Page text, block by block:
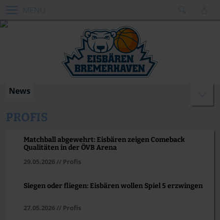
News
PROFIS
Matchball abgewehrt: Eisbären zeigen Comeback
Qualitäten in der ÖVB Arena
29.05.2026 // Profis
Siegen oder fliegen: Eisbären wollen Spiel 5 erzwingen
27.05.2026 // Profis